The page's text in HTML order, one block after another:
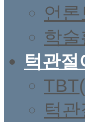
언론
학술
턱관절
턱